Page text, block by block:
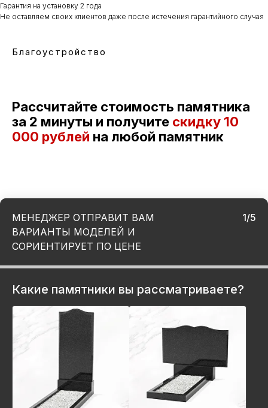
Гарантия на установку 2 года
Не оставляем своих клиентов даже после истечения гарантийного случая
Благоустройство
Рассчитайте стоимость памятника
за 2 минуты и получите скидку 10
000 рублей на любой памятник
МЕНЕДЖЕР ОТПРАВИТ ВАМ
ВАРИАНТЫ МОДЕЛЕЙ И
СОРИЕНТИРУЕТ ПО ЦЕНЕ
1/5
Какие памятники вы рассматриваете?